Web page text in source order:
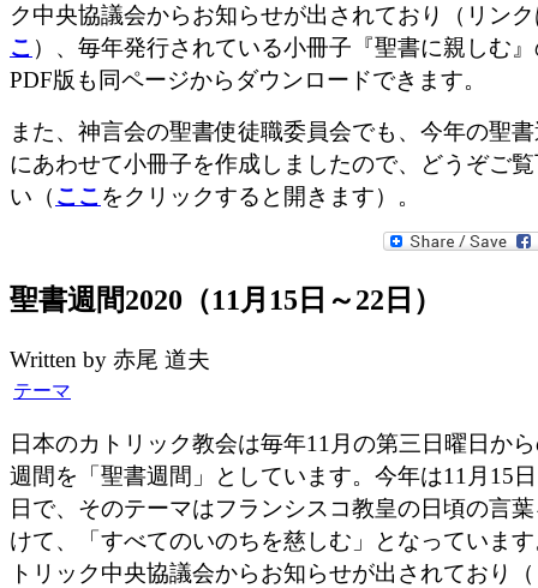
ク中央協議会からお知らせが出されており（リン
こ ）、毎年発行されている小冊子『聖書に親しむ
PDF版も同ページからダウンロードできます。
また、神言会の聖書使徒職委員会でも、今年の聖
にあわせて小冊子を作成しましたので、どうぞご
い（ ここ をクリックすると開きます）。
聖書週間2020（11月15日～22日）
Written by 赤尾 道夫
テーマ
日本のカトリック教会は毎年11月の第三日曜日か
週間を「聖書週間」としています。今年は11月15
日で、そのテーマはフランシスコ教皇の日頃の言
けて、「すべてのいのちを慈しむ」となっていま
トリック中央協議会からお知らせが出されており